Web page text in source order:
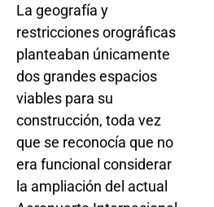
La geografía y
restricciones orográficas
planteaban únicamente
dos grandes espacios
viables para su
construcción, toda vez
que se reconocía que no
era funcional considerar
la ampliación del actual